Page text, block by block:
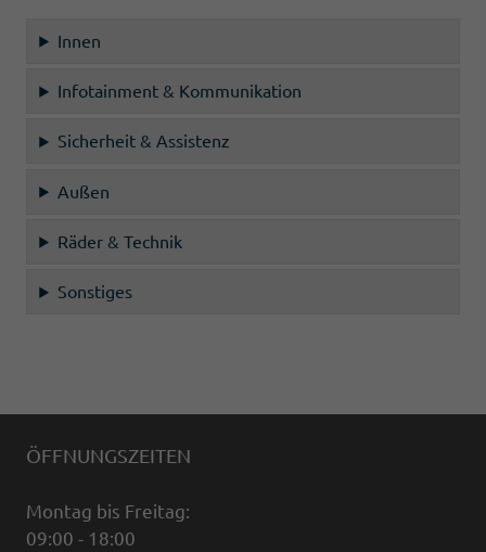
Innen
Infotainment & Kommunikation
Sicherheit & Assistenz
Außen
Räder & Technik
Sonstiges
ÖFFNUNGSZEITEN
Montag bis Freitag:
09:00 - 18:00